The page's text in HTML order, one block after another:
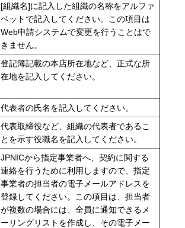
[組織名]に記入した組織の名称をアルファ
ベットで記入してください。この項目は
Web申請システムで変更を行うことはで
きません。
登記簿記載の本店所在地など、正式な所
在地を記入してください。
代表者の氏名を記入してください。
代表取締役など、組織の代表者であるこ
とを示す役職名を記入してください。
JPNICから指定事業者へ、契約に関する
連絡を行うために利用しますので、指定
事業者の担当者の電子メールアドレスを
登録してください。この項目は、担当者
が複数の場合には、全員に通知できるメ
ーリングリストを作成し、その電子メー